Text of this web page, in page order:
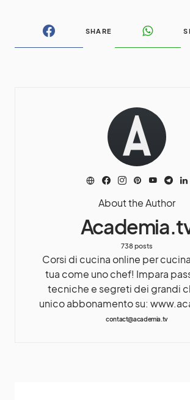
SHARE
About the Author
738 posts
Corsi di cucina online per
tua come uno chef! Impara
tecniche e segreti dei grandi
unico abbonamento su:
contact@academia.tv